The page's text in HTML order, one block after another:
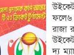
ফলে৬
রাজা
দ্য